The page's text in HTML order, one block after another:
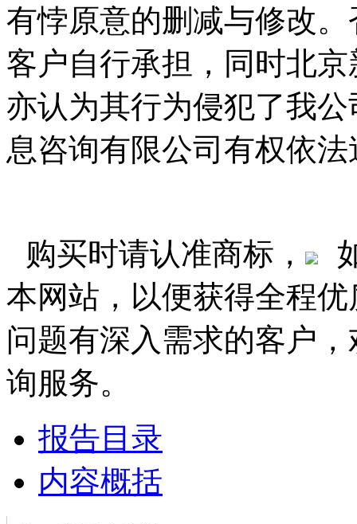
有悖原意的删减与修改
客户自行承担，同时北
亦认为其行为侵犯了我
息咨询有限公司有权依
购买时请认准商标，
本网站，以便获得全程
问题有深入需求的客户
询服务。
报告目录
内容概括